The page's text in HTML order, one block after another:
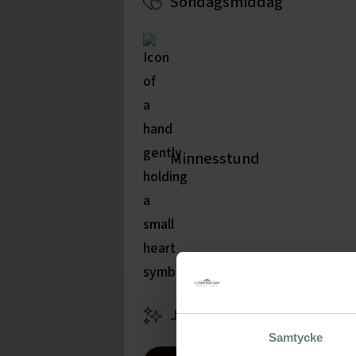
Samtycke
Minnesstund
Julbord